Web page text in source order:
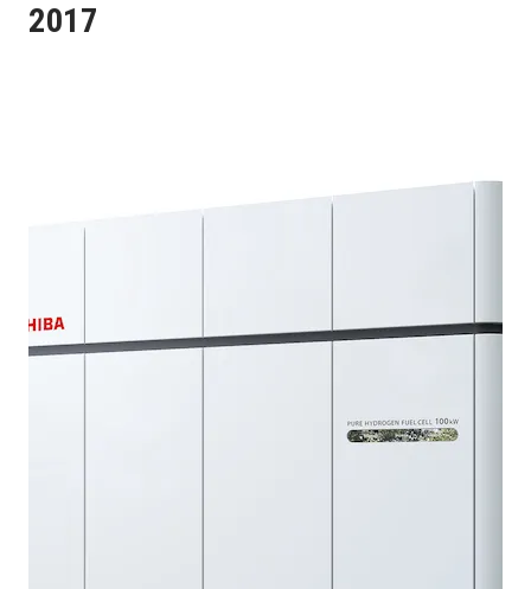
2017